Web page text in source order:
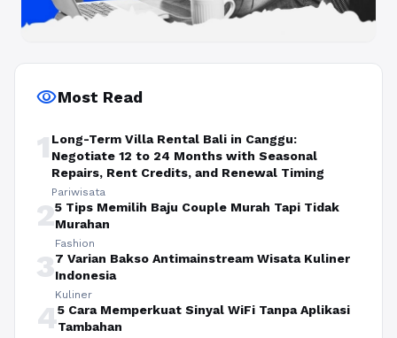
visibilityMost Read
1 Long-Term Villa Rental Bali in Canggu:
Negotiate 12 to 24 Months with Seasonal
Repairs, Rent Credits, and Renewal Timing
Pariwisata
25 Tips Memilih Baju Couple Murah Tapi Tidak
Murahan
Fashion
37 Varian Bakso Antimainstream Wisata Kuliner
Indonesia
Kuliner
45 Cara Memperkuat Sinyal WiFi Tanpa Aplikasi
Tambahan